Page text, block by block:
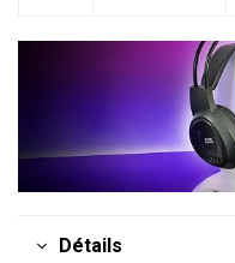
Détails